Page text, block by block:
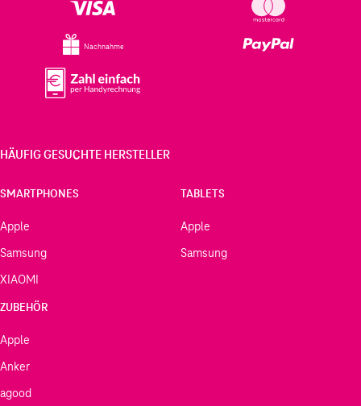
Nachnahme
HÄUFIG GESUCHTE HERSTELLER
SMARTPHONES
Apple
Samsung
XIAOMI
TABLETS
Apple
Samsung
ZUBEHÖR
Apple
Anker
agood